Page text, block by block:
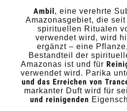
Ambil , eine verehrte
Amazonasgebiet, die
spirituellen Ritualen
verwendet wird, wird
ergänzt – eine
Bestandteil der
Amazonas ist und für
verwendet wird. Parika
und das Erreichen von
markanter Duft wird für
und reinigenden